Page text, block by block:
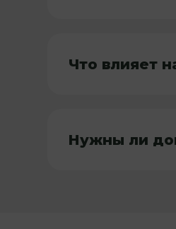
Что влияет
Нужны ли